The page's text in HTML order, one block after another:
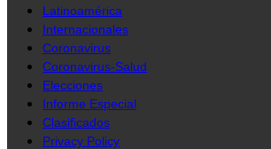
Latinoamérica
Internacionales
Coronavirus
Coronavirus-Salud
Elecciones
Informe Especial
Clasificados
Privacy Policy